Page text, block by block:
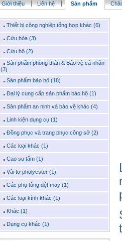
Giới thiệu Liên hệ Sản phẩm
Thiết bị công nghiệp tổng hợp khác (6)
Cứu hỏa (3)
Cứu hộ (2)
Sản phẩm phòng thân & Bảo vệ cá nhân
(3)
Sản phẩm bảo hộ (18)
Đại lý cung cấp sản phẩm bảo hộ (1)
Sản phẩm an ninh và bảo vệ khác (4)
Linh kiện dụng cụ (1)
Đồng phục và trang phục công sở (2)
Các loại khác (1)
Cao su tấm (1)
Vải tơ pholyester (1)
Các phụ tùng dệt may (1)
Các loại kính khác (1)
Khác (1)
Dụng cụ khác (1)